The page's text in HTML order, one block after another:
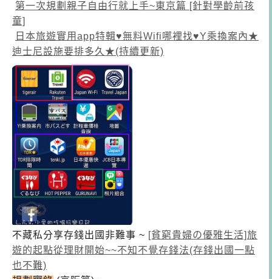
第一次規劃親子自由行就上手~東京篇 [針對學齡前孩
童]
日本旅遊實用app特輯♥無料Wifi哪裡找♥Y乘換案內★
迪士尼設施要排多久★(持續更新)
不藏私分享存錢出國非難事 ~ [貧窮貴婦の優雅生活]旅
遊的起點從理財開始~~不知不覺存錢法(存錢出國一點
也不難)